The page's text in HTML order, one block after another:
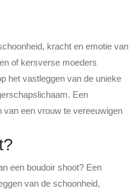
kracht en emotie van
of kersverse moeders
het vastleggen van de unieke
Een
van een vrouw te vereeuwigen
een boudoir shoot? Een
van de schoonheid,